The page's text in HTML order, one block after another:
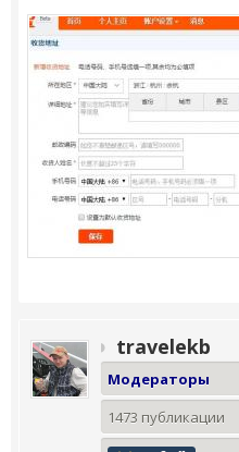
travelekb
Модераторы
1473 публикации